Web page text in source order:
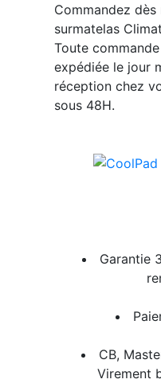
Commandez
surmatelas
Toute
expédiée le jour
réception chez
sous 48H.
Garantie
CB,
Virement